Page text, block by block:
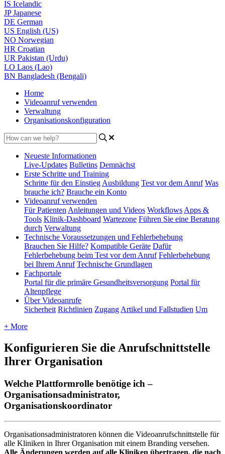
IS Icelandic
JPJapanese
DE German
US English (US)
NO Norwegian
HR Croatian
UR Pakistan (Urdu)
LO Laos (Lao)
BN Bangladesh (Bengali)
Home
Videoanruf verwenden
Verwaltung
Organisationskonfiguration
Neueste Informationen
Live-Updates Bulletins Demnächst
Erste Schritte und Training
Schritte für den Einstieg Ausbildung Test vor dem Anruf Was
brauche ich? Brauche ein Konto
Videoanruf verwenden
Für Patienten Anleitungen und Videos Workflows Apps &
Tools Klinik-Dashboard Wartezone Führen Sie eine Beratung
durch Verwaltung
Technische Voraussetzungen und Fehlerbehebung
Brauchen Sie Hilfe? Kompatible Geräte Dafür
Fehlerbehebung beim Test vor dem Anruf Fehlerbehebung
bei Ihrem Anruf Technische Grundlagen
Fachportale
Portal für die primäre Gesundheitsversorgung Portal für
Altenpflege
Über Videoanrufe
Sicherheit Richtlinien Zugang Artikel und Fallstudien Um
+ More
Konfigurieren Sie die Anrufschnittstelle
Ihrer Organisation
Welche Plattformrolle benötige ich –
Organisationsadministrator,
Organisationskoordinator
Organisationsadministratoren können die Videoanrufschnittstelle für
alle Kliniken in Ihrer Organisation mit einem Branding versehen.
Alle Änderungen werden auf alle Kliniken übertragen, die nach